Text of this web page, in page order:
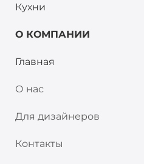
Кухни
О КОМПАНИИ
Главная
О нас
Для дизайнеров
Контакты